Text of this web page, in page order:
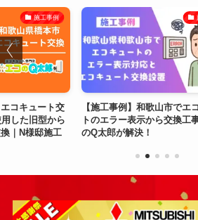
施工事例
コキュート交
した旧型から
｜N様邸施工
【施工事例】和歌山市でエ
トのエラー表示から交換工
のQ太郎が解決！